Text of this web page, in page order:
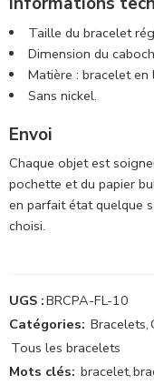
Taille du bracelet
Dimension du
Matière : bracelet en
Sans nickel.
Envoi
Chaque objet est
pochette et du papier
en parfait état quelque
choisi.
UGS :BRCPA-FL-10
Catégories: Bracelets,
Tous les bracelets
Mots clés: bracelet,